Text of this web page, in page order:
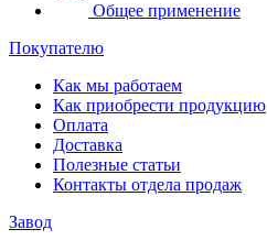
Общее применение
Покупателю
Как мы работаем
Как приобрести продукцию
Оплата
Доставка
Полезные статьи
Контакты отдела продаж
Завод